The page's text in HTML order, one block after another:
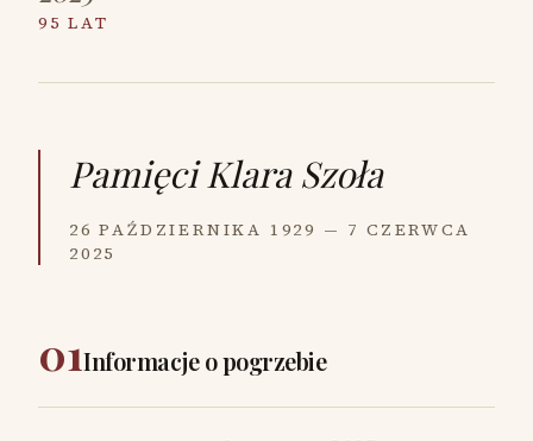
95 LAT
Pamięci Klara Szoła
26 PAŹDZIERNIKA 1929 — 7 CZERWCA
2025
01Informacje o pogrzebie